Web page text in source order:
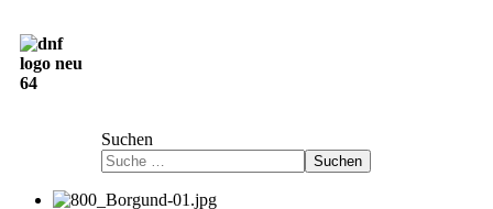
Suchen
Suchen